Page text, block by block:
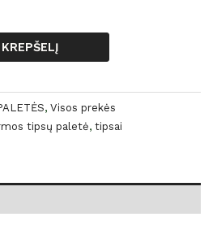
, Visos prekės
tipsų paletė, tipsai